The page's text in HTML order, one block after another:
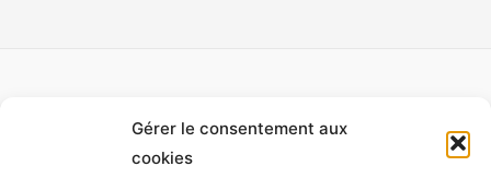
Gérer le consentement aux
cookies